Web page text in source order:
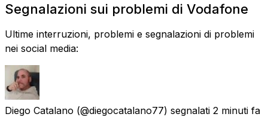
Segnalazioni sui problemi di Vodafone
Ultime interruzioni, problemi e segnalazioni di problemi
nei social media:
Diego Catalano (@diegocatalano77) segnalati 2 minuti fa